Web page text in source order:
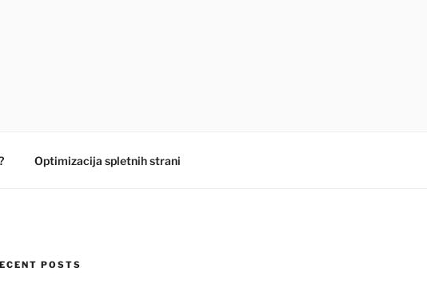
Optimizacija spletnih strani
POSTS